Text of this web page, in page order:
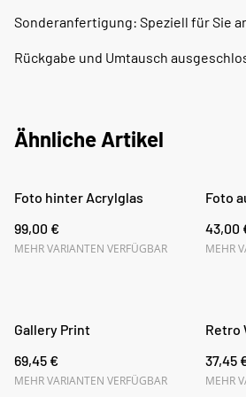
Sonderanfertigung: Speziell für Sie
Rückgabe und Umtausch
Ähnliche Artikel
Foto hinter Acrylglas
99,00 €
MEHR VARIANTEN VERFÜGBAR
Foto
43,00
MEHR
Gallery Print
69,45 €
MEHR VARIANTEN VERFÜGBAR
Retro
37,45
MEHR